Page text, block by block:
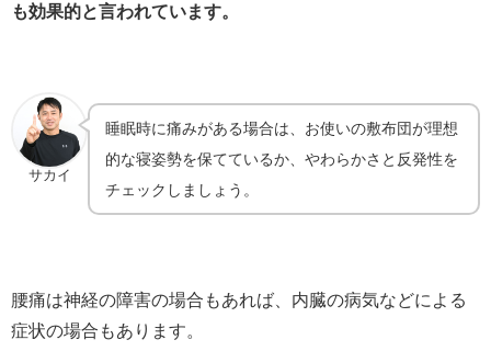
も効果的と言われています。
サカイ
睡眠時に痛みがある場合は、お使いの敷布団が理想
的な寝姿勢を保てているか、やわらかさと反発性を
チェックしましょう。
腰痛は神経の障害の場合もあれば、内臓の病気などによる
症状の場合もあります。